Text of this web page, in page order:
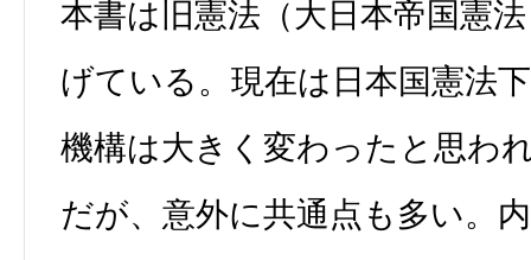
本書は旧憲法（大日本帝国憲
げている。現在は日本国憲法
機構は大きく変わったと思わ
だが、意外に共通点も多い。